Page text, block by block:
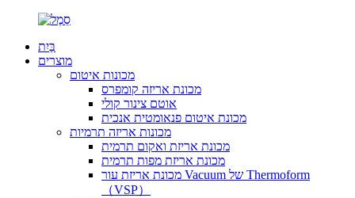
בַּיִת
מוצרים
מכונות איטום
מכונת אריזה קומפרס
אוטם צינור קולי
מכונת איטום פנאומטית אנכית
מכונות אריזה תרמיות
מכונת אריזת ואקום תרמית
מכונת אריזת מפות תרמית
מכונת אריזת עור Vacuum של Thermoform
（VSP）